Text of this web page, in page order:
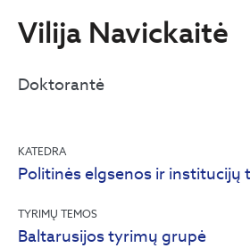
Vilija Navickaitė
Doktorantė
KATEDRA
Politinės elgsenos ir
TYRIMŲ TEMOS
Baltarusijos tyrimų grupė